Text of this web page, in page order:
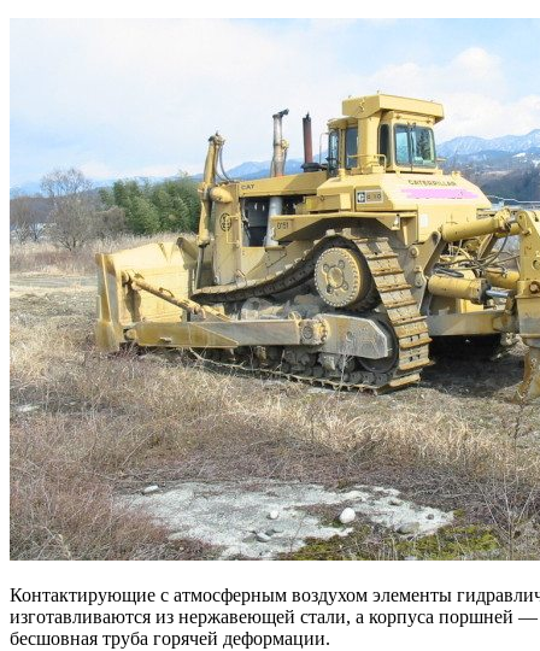
Контактирующие с атмосферным воздухом элементы
изготавливаются из нержавеющей стали, а корпуса поршней —
бесшовная труба горячей деформации.